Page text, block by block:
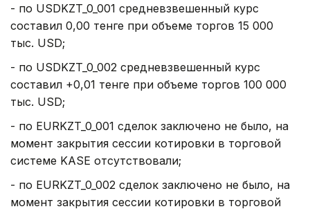
- по USDKZT_0_001 средневзвешенный курс
составил 0,00 тенге при объеме торгов 15 000
тыс. USD;
- по USDKZT_0_002 средневзвешенный курс
составил +0,01 тенге при объеме торгов 100 000
тыс. USD;
- по EURKZT_0_001 сделок заключено не было, на
момент закрытия сессии котировки в торговой
системе KASE отсутствовали;
- по EURKZT_0_002 сделок заключено не было, на
момент закрытия сессии котировки в торговой